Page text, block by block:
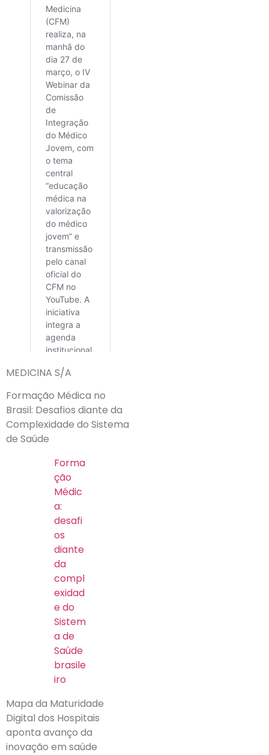
MEDICINA S/A
Formação Médica no
Brasil: Desafios diante da
Complexidade do Sistema
de Saúde
Forma
ção
Médic
a:
desafi
os
diante
da
compl
exidad
e do
Sistem
a de
Saúde
brasile
iro
Mapa da Maturidade
Digital dos Hospitais
aponta avanço da
inovação em saúde